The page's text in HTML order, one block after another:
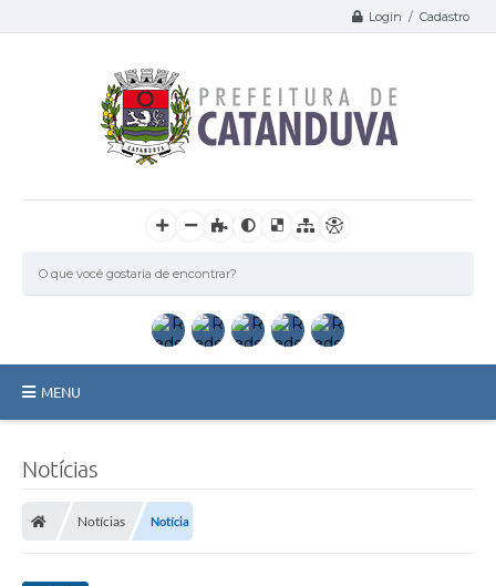
Login / Cadastro
MENU
Licitações / PCA
Notícias
Notícias Notícia